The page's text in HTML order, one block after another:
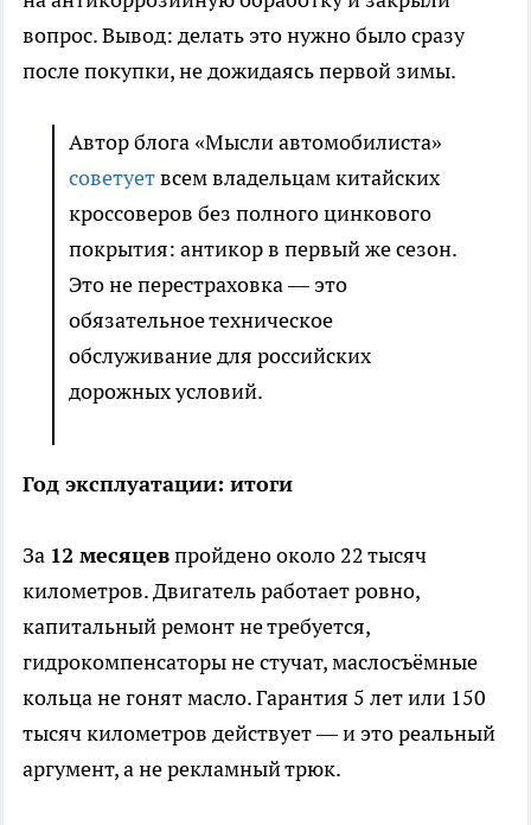
вопрос. Вывод: делать это нужно было сразу
после покупки, не дожидаясь первой зимы.
Автор блога «Мысли автомобилиста»
советуетвсем владельцам китайских
кроссоверов без полного цинкового
покрытия: антикор в первый же сезон.
Это не перестраховка — это
обязательное техническое
обслуживание для российских
дорожных условий.
Год эксплуатации: итоги
За 12 месяцевпройдено около 22 тысяч
километров. Двигатель работает ровно,
капитальный ремонт не требуется,
гидрокомпенсаторы не стучат, маслосъёмные
кольца не гонят масло. Гарантия 5 лет или 150
тысяч километров действует — и это реальный
аргумент, а не рекламный трюк.